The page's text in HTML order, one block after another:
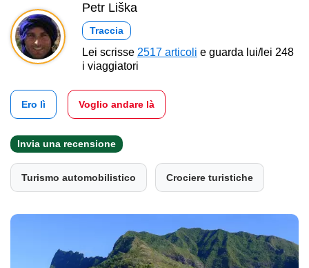
Petr Liška
Traccia
Lei scrisse 2517 articoli e guarda lui/lei 248
i viaggiatori
Ero lì Voglio andare là
Invia una recensione
Turismo automobilistico Crociere turistiche